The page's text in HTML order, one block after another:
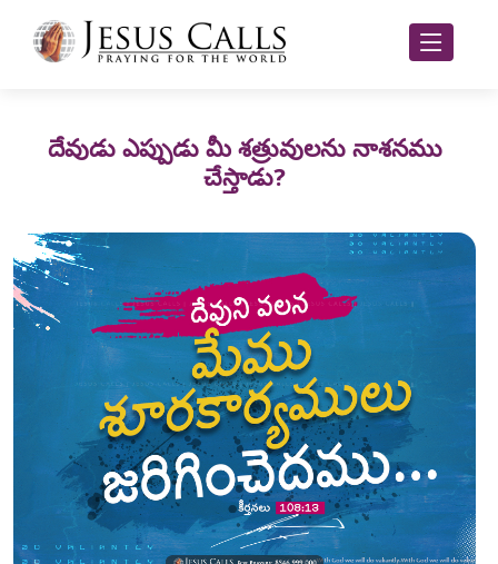
దేవుడు ఎప్పుడు మీ శత్రువులను నాశనము
చేస్తాడు?